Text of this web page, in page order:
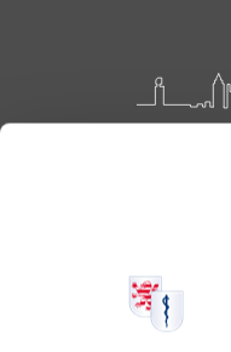
Postfach 60
60335